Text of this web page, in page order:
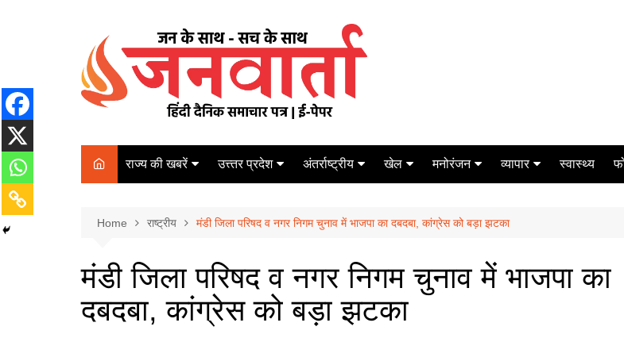
राज्य की खबरें
पटना
कोलकाता
नई दिल्ली
मुम्बई
उत्त्तर प्रदेश
कानपुर
आज़मगढ़
ग़ाज़ीपुर
अंतर्राष्ट्रीय खेल
टेनिस
मनोरंजन
मिर्च मसाला
व्यापार
ऑटो मोबाइल
स्वास्थ्य
Home राष्ट्रीय मंडी जिला परिषद व नगर निगम चुनाव में भाजपा का दबदबा, कांग्रेस को बड़ा झटका
मंडी जिला परिषद व नगर निगम चुनाव में भाजपा का
दबदबा, कांग्रेस को बड़ा झटका